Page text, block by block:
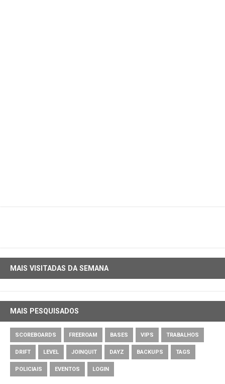
MAIS VISITADAS DA SEMANA
MAIS PESQUISADOS
SCOREBOARDS FREEROAM BASES VIPS TRABALHOS
DRIFT LEVEL JOINQUIT DAYZ BACKUPS TAGS
POLICIAIS EVENTOS LOGIN